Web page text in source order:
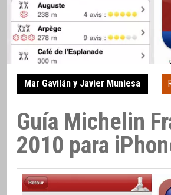
Mar Gavilán y Javier Muniesa
Guía Michelin
2010 para